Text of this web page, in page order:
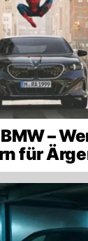
–
für